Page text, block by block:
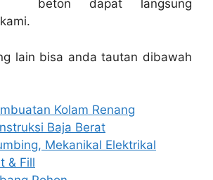
beton dapat langsung
lain bisa anda tautan dibawah
Kolam Renang
Baja Berat
Mekanikal Elektrikal
& Fill